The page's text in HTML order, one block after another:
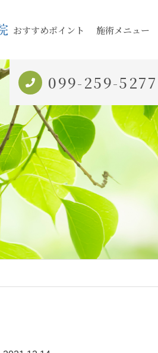
おすすめポイント 施術メニュー
099-259-5277